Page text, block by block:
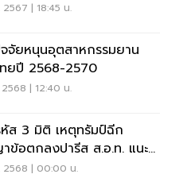
2567 | 18:45 น.
จัยหนุนอุตสาหกรรมยาน
ยปี 2568-2570
2568 | 12:40 น.
ส 3 มิติ เหตุทรัมป์ฉีก
กลงปารีส ส.อ.ท. แนะ
ตำแหน่งให้ถูก
2568 | 00:00 น.